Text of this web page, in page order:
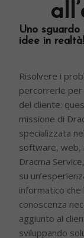
Uno
idee in realtà!
Risolvere i
percorrerle per
del cliente:
missione di
specializzata
software, web,
Dracma
su
informatico che
conoscenza
aggiunto al
sviluppando